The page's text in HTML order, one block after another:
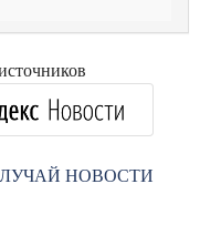
НОВОСТИ